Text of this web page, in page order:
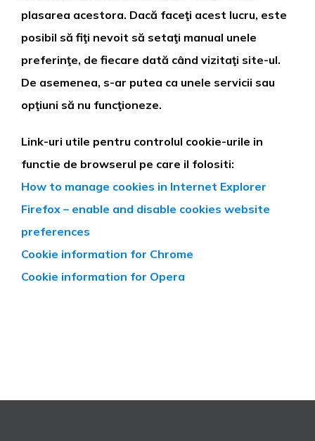
plasarea acestora. Dacă faceţi acest lucru, este
posibil să fiţi nevoit să setaţi manual unele
preferinţe, de fiecare dată când vizitaţi site-ul.
De asemenea, s-ar putea ca unele servicii sau
opţiuni să nu funcţioneze.
Link-uri utile pentru controlul cookie-urile in
functie de browserul pe care il folositi:
How to manage cookies in Internet Explorer
Firefox – enable and disable cookies website
preferences
Cookie information for Chrome
Cookie information for Opera